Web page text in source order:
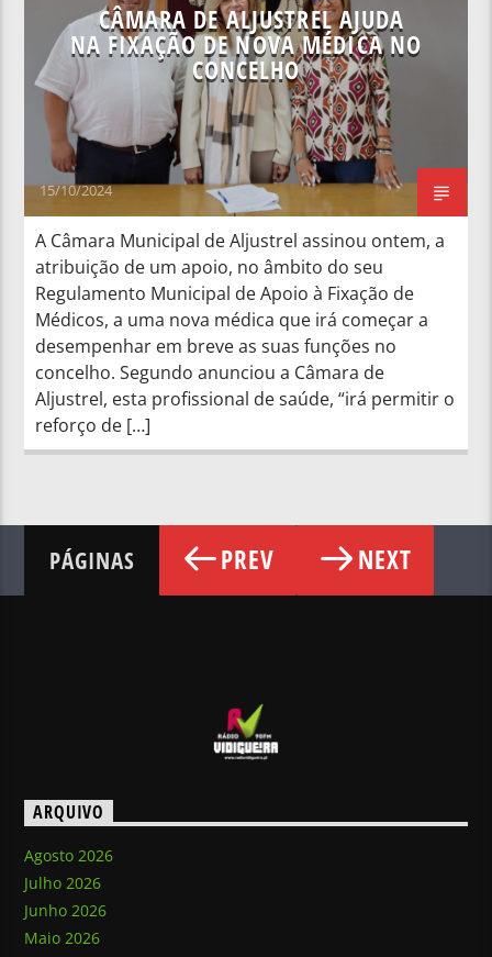
CÂMARA DE ALJUSTREL AJUDA
NA FIXAÇÃO DE NOVA MÉDICA NO
CONCELHO
15/10/2024
A Câmara Municipal de Aljustrel assinou ontem, a
atribuição de um apoio, no âmbito do seu
Regulamento Municipal de Apoio à Fixação de
Médicos, a uma nova médica que irá começar a
desempenhar em breve as suas funções no
concelho. Segundo anunciou a Câmara de
Aljustrel, esta profissional de saúde, “irá permitir o
reforço de […]
PÁGINAS PREV NEXT
ARQUIVO
Agosto 2026
Julho 2026
Junho 2026
Maio 2026